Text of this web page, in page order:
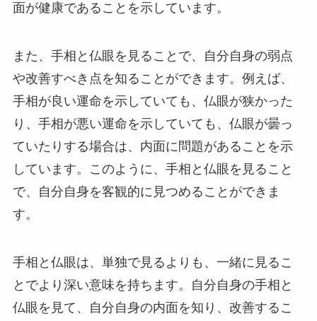
面が健康であることを示しています。
また、手相と仏眼を見ることで、自分自身の弱点
や改善すべき点を知ることができます。例えば、
手相が良い運命を示していても、仏眼が狭かった
り、手相が悪い運命を示していても、仏眼が曇っ
ていたりする場合は、内面に問題があることを示
しています。このように、手相と仏眼を見ること
で、自分自身を客観的に見つめることができま
す。
手相と仏眼は、単独で見るよりも、一緒に見るこ
とでより深い意味を持ちます。自分自身の手相と
仏眼を見て、自分自身の内面を知り、改善するこ